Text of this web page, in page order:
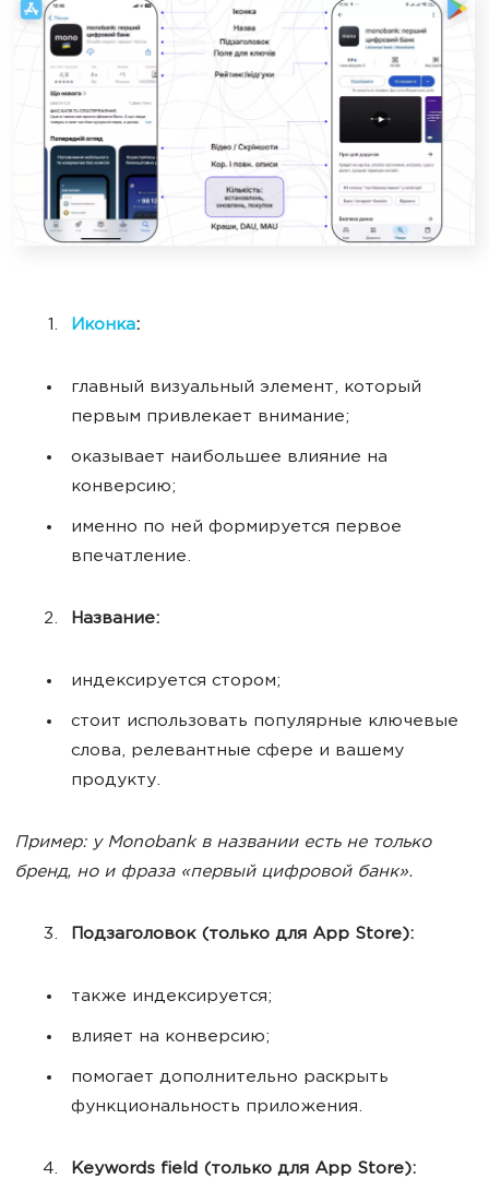
Иконка:
главный визуальный элемент, который
первым привлекает внимание;
оказывает наибольшее влияние на
конверсию;
именно по ней формируется первое
впечатление.
Название:
индексируется стором;
стоит использовать популярные ключевые
слова, релевантные сфере и вашему
продукту.
Пример: у Monobank в названии есть не только
бренд, но и фраза «первый цифровой банк».
Подзаголовок (только для App Store):
также индексируется;
влияет на конверсию;
помогает дополнительно раскрыть
функциональность приложения.
Keywords field (только для App Store):